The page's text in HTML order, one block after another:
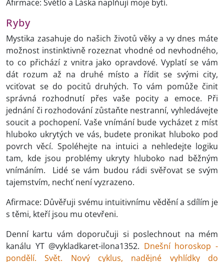
Afirmace: Světlo a Láska naplňují moje bytí.
Ryby
Mystika zasahuje do našich životů věky a vy dnes máte
možnost instinktivně rozeznat vhodné od nevhodného,
to co přichází z vnitra jako opravdové. Vyplatí se vám
dát rozum až na druhé místo a řídit se svými city,
vciťovat se do pocitů druhých. To vám pomůže činit
správná rozhodnutí přes vaše pocity a emoce. Při
jednání či rozhodování zůstaňte nestranní, vyhledávejte
soucit a pochopení. Vaše vnímání bude vycházet z míst
hluboko ukrytých ve vás, budete pronikat hluboko pod
povrch věcí. Spoléhejte na intuici a nehledejte logiku
tam, kde jsou problémy ukryty hluboko nad běžným
vnímáním. Lidé se vám budou rádi svěřovat se svým
tajemstvím, nechť není vyzrazeno.
Afirmace: Důvěřuji svému intuitivnímu vědění a sdílím je
s těmi, kteří jsou mu otevřeni.
Denní kartu vám doporučuji si poslechnout na mém
kanálu YT @vykladkaret-ilona1352. Dnešní horoskop -
pondělí. Svět. Nový cyklus, nadějné vyhlídky do